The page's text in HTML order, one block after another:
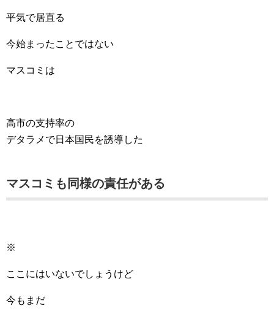
平気で居直る
今始まったことではない
マスコミは
高市の支持率の
デタラメで日本国民を誘導した
マスコミも同様の責任がある
※
ここにはいないでしょうけど
今もまだ